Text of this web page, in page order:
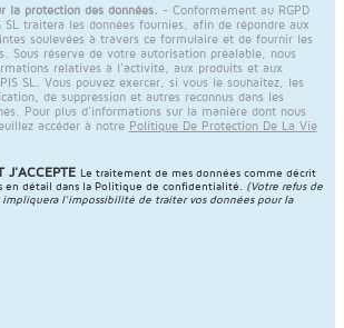
la protection des données. - Conformément au RGPD
SL traitera les données fournies, afin de répondre aux
soulevées à travers ce formulaire et de fournir les
Sous réserve de votre autorisation préalable, nous
relatives à l'activité, aux produits et aux
SL. Vous pouvez exercer, si vous le souhaitez, les
de suppression et autres reconnus dans les
Pour plus d'informations sur la manière dont nous
accéder à notre Politique De Protection De La Vie
J'ACCEPTE Le traitement de mes données comme décrit
en détail dans la Politique de confidentialité
(Votre refus de
l'impossibilité de traiter vos données pour la